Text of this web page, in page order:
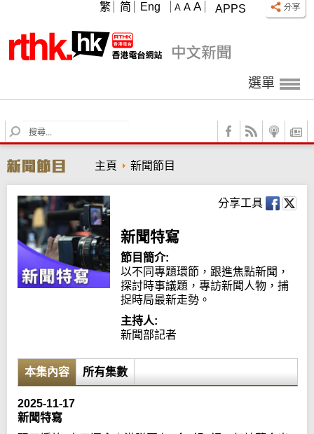
APPS
A A A
繁 简 Eng
選單
S
e
r
c
h
主頁 新聞節目
分享工具
新聞特寫
節目簡介:
以不同專題環節，跟進焦點新聞，
探討時事議題，專訪新聞人物，捕
捉時局最新走勢。
主持人:
新聞部記者
本集內容 所有集數
2025-11-17
新聞特寫